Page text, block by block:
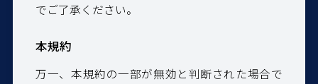
でご了承ください。
本規約
万一、本規約の一部が無効と判断された場合で